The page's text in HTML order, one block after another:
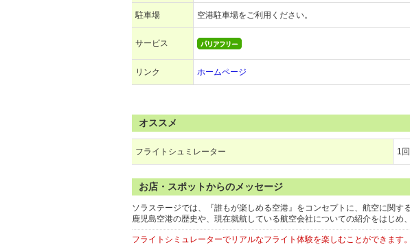
駐車場 空港駐車場をご利用ください。
サービス
リンク ホームページ
オススメ
フライトシュミレーター 1
お店・スポットからのメッセージ
ソラステージでは、『誰もが楽しめる空港』をコンセプトに、航空に関す
鹿児島空港の歴史や、現在就航している航空会社についての紹介をはじめ
フライトシミュレーターでリアルなフライト体験を楽しむことができます。